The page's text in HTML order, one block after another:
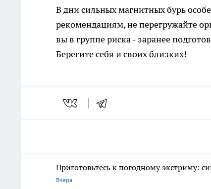
В дни сильных магнитных бурь
рекомендациям, не перегружайте
вы в группе риска - заранее
Берегите себя и своих близких!
Приготовьтесь к погодному экстриму:
Вчера